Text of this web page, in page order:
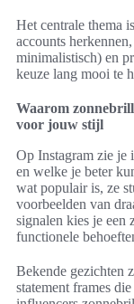
Het centrale thema
accounts
minimalistisch) en
keuze lang mooi te
Waarom
voor jouw stijl
Op Instagram zie je
en welke je beter
wat populair is, ze
voorbeelden van
signalen kies je een
functionele
Bekende gezichten
statement frames